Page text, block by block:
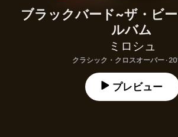
ブラックバード~ザ・ビ
ルバム
ミロシュ
クラシック・クロスオーバー ·
プレビュー